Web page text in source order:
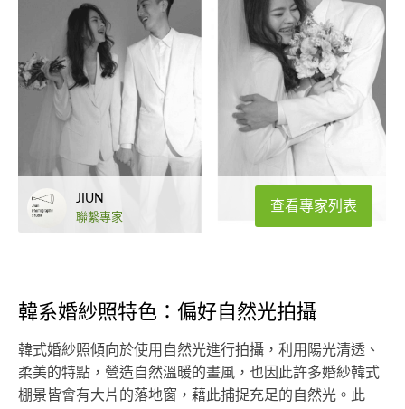
JIUN
聯繫專家
查看專家列表
韓系婚紗照特色：偏好自然光拍攝
韓式婚紗照傾向於使用自然光進行拍攝，利用陽光清透、
柔美的特點，營造自然溫暖的畫風，也因此許多婚紗韓式
棚景皆會有大片的落地窗，藉此捕捉充足的自然光。此